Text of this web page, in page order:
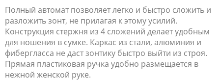
Полный автомат позволяет легко и быстро сложить и
разложить зонт, не прилагая к этому усилий.
Конструкция стержня из 4 сложений делает удобным
для ношения в сумке. Каркас из стали, алюминия и
фибергласса не даст зонтику быстро выйти из строя.
Прямая пластиковая ручка удобно размещается в
нежной женской руке.